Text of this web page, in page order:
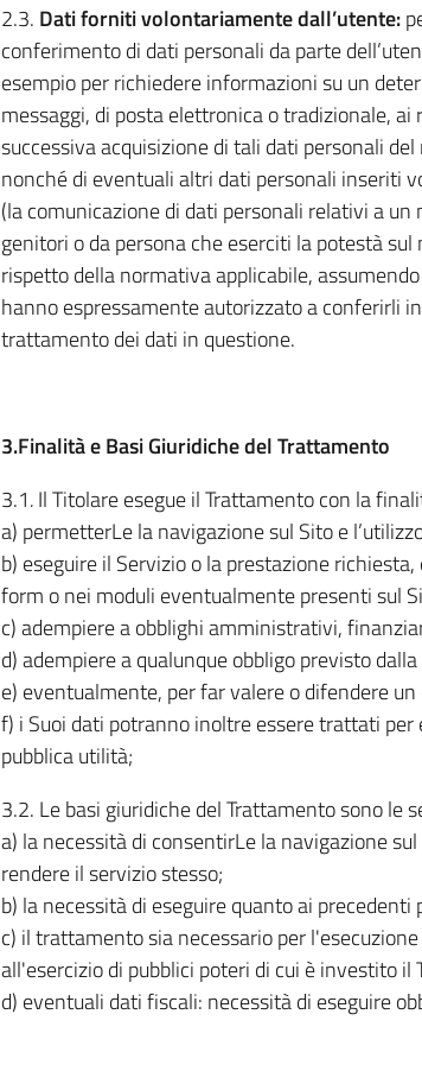
2.3. Dati forniti volontariamente dall’utente:
conferimento di dati personali da parte
esempio per richiedere informazioni su un
messaggi, di posta elettronica o tradizionale,
successiva acquisizione di tali dati personali
nonché di eventuali altri dati personali inseriti
(la comunicazione di dati personali relativi a
genitori o da persona che eserciti la potestà
rispetto della normativa applicabile,
hanno espressamente autorizzato a conferirli
trattamento dei dati in questione.
3.Finalità e Basi Giuridiche del Trattamento
3.1.Il Titolare esegue il Trattamento con la
a) permetterLe la navigazione sul Sito e
b) eseguire il Servizio o la prestazione
form o nei moduli eventualmente presenti sul
c) adempiere a obblighi amministrativi,
d) adempiere a qualunque obbligo previsto
e) eventualmente, per far valere o difendere
f) i Suoi dati potranno inoltre essere trattati
pubblica utilità;
3.2. Le basi giuridiche del Trattamento sono le
a) la necessità di consentirLe la navigazione
rendere il servizio stesso;
b) la necessità di eseguire quanto ai
c) il trattamento sia necessario per
all'esercizio di pubblici poteri di cui è investito
d) eventuali dati fiscali: necessità di eseguire